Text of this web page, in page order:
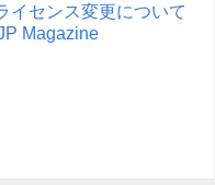
イセンス変更について
Magazine